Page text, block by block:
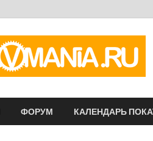
ФОРУМ КАЛЕНДАРЬ